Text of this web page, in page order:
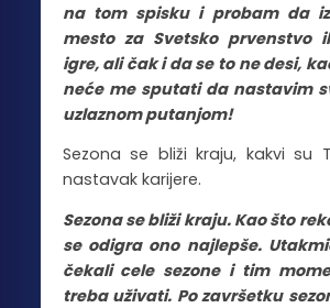
na tom spisku i probam da
mesto za Svetsko prvenstvo
igre, ali čak i da se to ne desi,
neće me sputati da nastavim
uzlaznom putanjom!
Sezona se bliži kraju, kakvi su
nastavak karijere.
Sezona se bliži kraju. Kao što
se odigra ono najlepše.
čekali cele sezone i tim
treba uživati. Po završetku